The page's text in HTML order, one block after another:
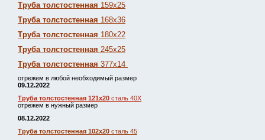
Труба толстостенная 159х25
Труба толстостенная 168х36
Труба толстостенная 180х22
Труба толстостенная 245х25
Труба толстостенная 377х14
отрежем в любой необходимый размер
09.12.2022
Труба толстостенная 121х20 сталь 40Х
отрежем в нужный размер
08.12.2022
Труба толстостенная 102х20 сталь 45